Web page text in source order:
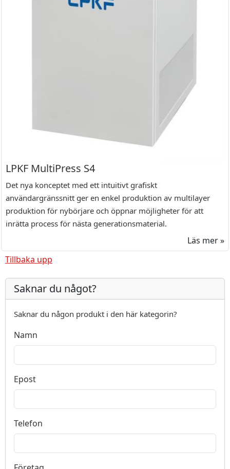
LPKF MultiPress S4
Det nya konceptet med ett intuitivt grafiskt
användargränssnitt ger en enkel produktion av multilayer
produktion för nybörjare och öppnar möjligheter för att
inrätta process för nästa generationsmaterial.
Läs mer »
Tillbaka upp
Saknar du något?
Saknar du någon produkt i den här kategorin?
Namn
Epost
Telefon